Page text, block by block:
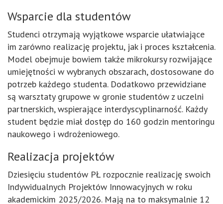
Wsparcie dla studentów
Studenci otrzymają wyjątkowe wsparcie ułatwiające
im zarówno realizację projektu, jak i proces kształcenia.
Model obejmuje bowiem także mikrokursy rozwijające
umiejętności w wybranych obszarach, dostosowane do
potrzeb każdego studenta. Dodatkowo przewidziane
są warsztaty grupowe w gronie studentów z uczelni
partnerskich, wspierające interdyscyplinarność. Każdy
student będzie miał dostęp do 160 godzin mentoringu
naukowego i wdrożeniowego.
Realizacja projektów
Dziesięciu studentów PŁ rozpocznie realizację swoich
Indywidualnych Projektów Innowacyjnych w roku
akademickim 2025/2026. Mają na to maksymalnie 12